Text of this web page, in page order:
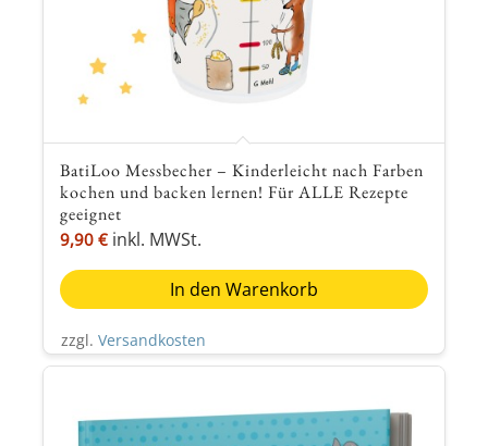
BatiLoo Messbecher – Kinderleicht nach Farben
kochen und backen lernen! Für ALLE Rezepte
9,90€ inkl. MWSt.
In den Warenkorb
zzgl. Versandkosten